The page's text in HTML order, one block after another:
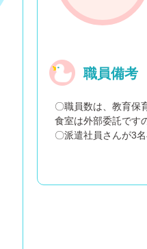
職員備考
〇職員数は、教育保
食室は外部委託です
〇派遣社員さんが3